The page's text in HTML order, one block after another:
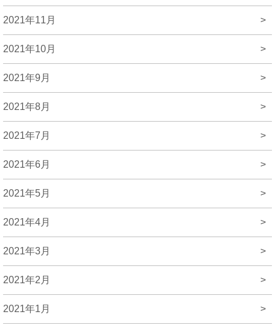
2021年11月 >
2021年10月 >
2021年9月 >
2021年8月 >
2021年7月 >
2021年6月 >
2021年5月 >
2021年4月 >
2021年3月 >
2021年2月 >
2021年1月 >